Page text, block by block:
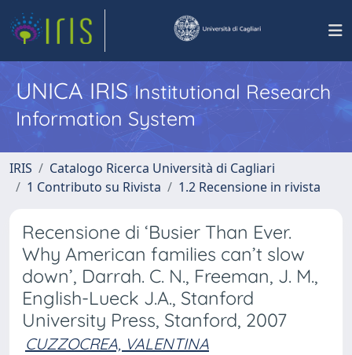
UNICA IRISInstitutional Research
Information System
IRIS
Catalogo Ricerca Università di Cagliari
1 Contributo su Rivista
1.2 Recensione in rivista
Recensione di ‘Busier Than Ever.
Why American families can’t slow
down’, Darrah. C. N., Freeman, J. M.,
English-Lueck J.A., Stanford
University Press, Stanford, 2007
CUZZOCREA, VALENTINA